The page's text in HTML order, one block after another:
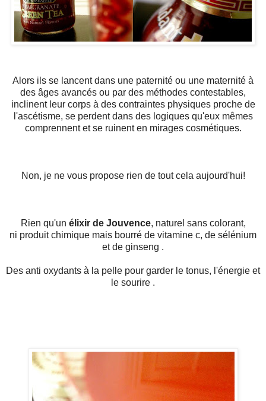
Alors ils se lancent dans une paternité ou une maternité à
des âges avancés ou par des méthodes contestables,
inclinent leur corps à des contraintes physiques proche de
l'ascétisme, se perdent dans des logiques qu'eux mêmes
comprennent et se ruinent en mirages cosmétiques.
Non, je ne vous propose rien de tout cela aujourd'hui!
Rien qu'un élixir de Jouvence, naturel sans colorant,
ni produit chimique mais bourré de vitamine c, de sélénium
et de ginseng .
Des anti oxydants à la pelle pour garder le tonus, l'énergie et
le sourire .